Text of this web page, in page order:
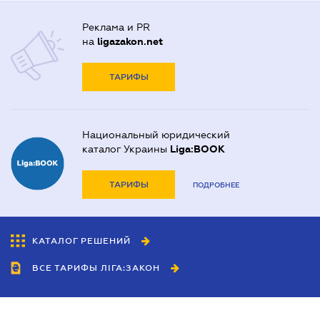
Реклама и PR
на ligazakon.net
ТАРИФЫ
Национальный юридический
каталог Украины Liga:BOOK
ТАРИФЫ ПОДРОБНЕЕ
КАТАЛОГ РЕШЕНИЙ
ВСЕ ТАРИФЫ ЛІГА:ЗАКОН